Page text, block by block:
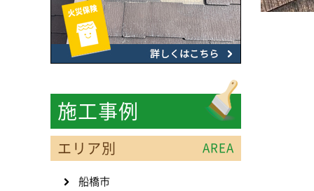
施工事例
エリア別 AREA
船橋市